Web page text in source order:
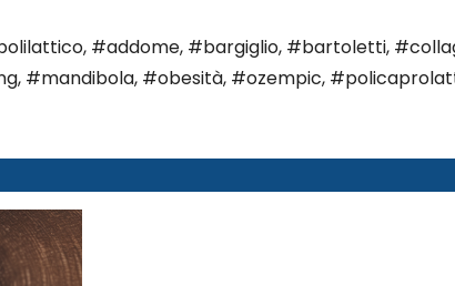
, #addome, #bargiglio, #bartoletti,
, #mandibola, #obesità, #ozempic,